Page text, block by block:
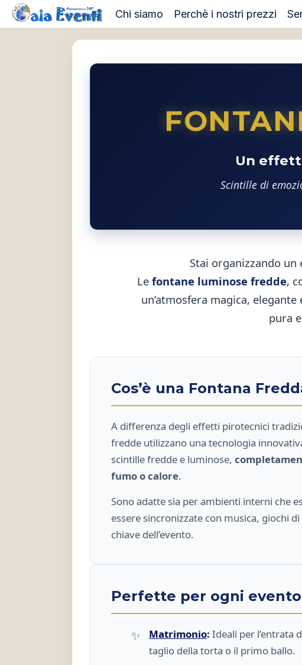
Salta
Chi siamo Perchè i nostri prezzi
Un
Scintille di
Stai organizzando
Le fontane luminose fredde,
un’atmosfera magica,
pura
Cos’è una Fontana
A differenza degli effetti pirotecnici
fredde utilizzano una tecnologia
scintille fredde e luminose,
fumo o calore.
Sono adatte sia per ambienti interni che
essere sincronizzate con musica, giochi
chiave dell’evento.
Perfette per ogni
Matrimonio: Ideali per l’entrata
taglio della torta o il primo ballo.